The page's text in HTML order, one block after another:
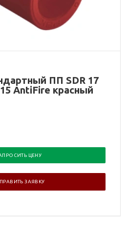
ПП SDR 17
AntiFire красный
ЦЕНУ
ЗАЯВКУ